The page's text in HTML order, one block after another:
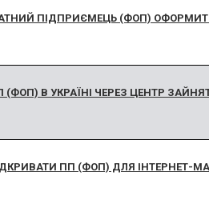
ПІДПРИЄМЕЦЬ (ФОП)
(ФОП) В УКРАЇНІ ЧЕРЕЗ ЦЕНТР
ПП (ФОП) ДЛЯ ІНТЕРНЕТ-